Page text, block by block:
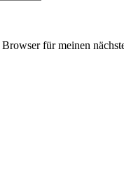
für meinen